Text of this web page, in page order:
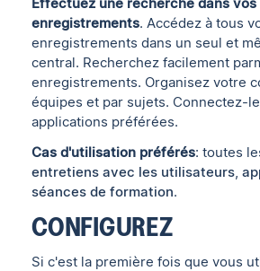
Effectuez une recherche dans vos
enregistrements. Accédez à tous
enregistrements dans un seul et
central. Recherchez facilement
enregistrements. Organisez votre
équipes et par sujets. Connectez-
applications préférées.
Cas d'utilisation préférés: toutes
entretiens avec les utilisateurs,
séances de formation.
CONFIGUREZ
Si c'est la première fois que vous